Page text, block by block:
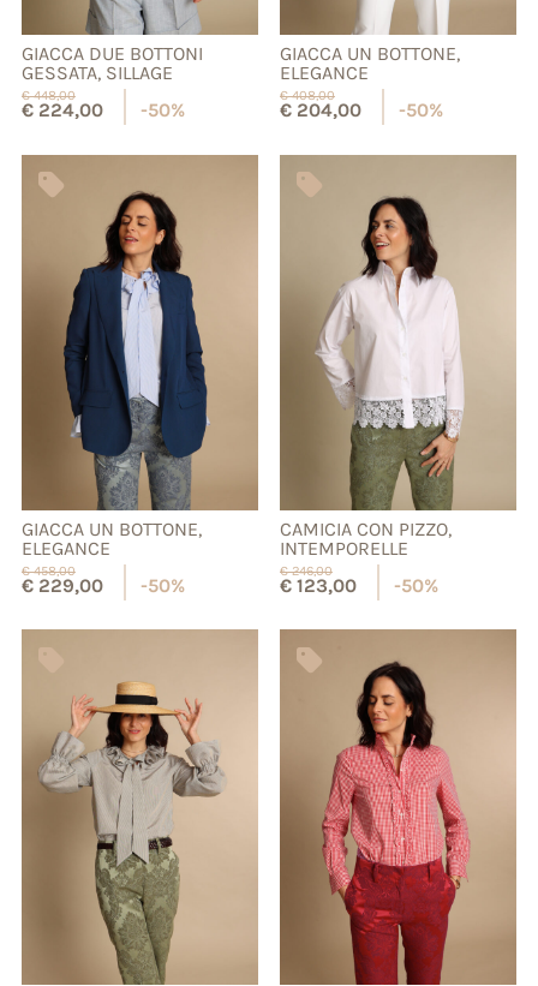
GIACCA DUE BOTTONI
GESSATA, SILLAGE
€448,00
€224,00 -50%
GIACCA UN BOTTONE,
ELEGANCE
€408,00
€204,00 -50%
GIACCA UN BOTTONE,
ELEGANCE
€458,00
€229,00 -50%
CAMICIA CON PIZZO,
INTEMPORELLE
€246,00
€123,00 -50%